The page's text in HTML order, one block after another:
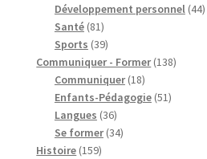
produits
Développement personnel 4444
Santé 8181
produits
Sports 3939
produits
Communiquer - Former 138138
Communiquer 1818
produits
Enfants-Pédagogie 5151
Langues 3636
produits
Se former 3434
Histoire 159159